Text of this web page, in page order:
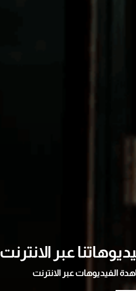
عبر الانترنت
الفيديوهات عبر الانترنت